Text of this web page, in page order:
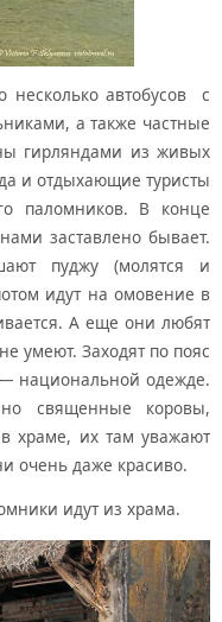
несколько автобусов с
а также частные
гирляндами из живых
и отдыхающие туристы
паломников. В конце
заставлено бывает.
пуджу (молятся и
идут на омовение в
А еще они любят
умеют. Заходят по пояс
национальной одежде.
священные коровы,
храме, их там уважают
очень даже красиво.
идут из храма.